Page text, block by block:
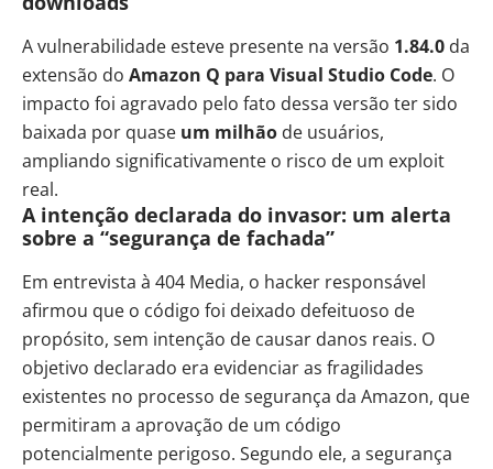
A vulnerabilidade esteve presente na versão 1.84.0 da
extensão do Amazon Q para Visual Studio Code. O
impacto foi agravado pelo fato dessa versão ter sido
baixada por quase um milhão de usuários,
ampliando significativamente o risco de um exploit
real.
A intenção declarada do invasor: um alerta
sobre a “segurança de fachada”
Em entrevista à 404 Media, o hacker responsável
afirmou que o código foi deixado defeituoso de
propósito, sem intenção de causar danos reais. O
objetivo declarado era evidenciar as fragilidades
existentes no processo de segurança da Amazon, que
permitiram a aprovação de um código
potencialmente perigoso. Segundo ele, a segurança